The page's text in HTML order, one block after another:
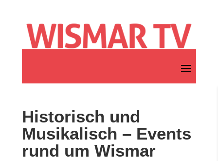
Historisch und
Musikalisch – Events
rund um Wismar